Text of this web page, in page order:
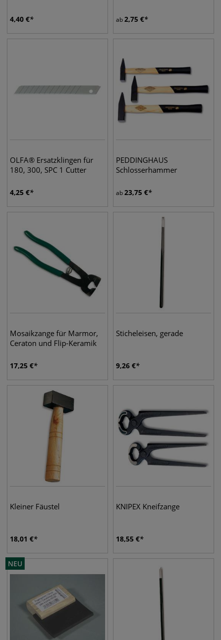
4,40 € ab2,75 €
OLFA® Ersatzklingen für
180, 300, SPC 1 Cutter
4,25 €
PEDDINGHAUS
Schlosserhammer
ab23,75 €
Mosaikzange für Marmor,
Ceraton und Flip-Keramik
17,25 €
Sticheleisen, gerade
9,26 €
Kleiner Fäustel
18,01 €
KNIPEX Kneifzange
18,55 €
NEU